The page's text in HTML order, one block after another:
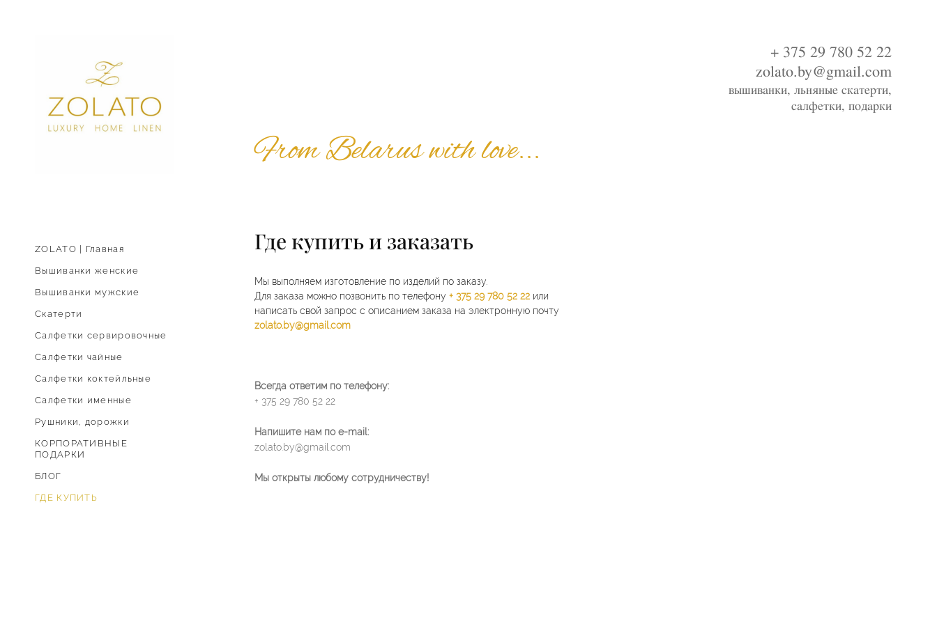
ZOLATO | Главная
Вышиванки женские
Вышиванки мужские
Скатерти
Cалфетки сервировочные
Салфетки чайные
Салфетки коктейльные
Салфетки именные
Рушники, дорожки
КОРПОРАТИВНЫЕ
ПОДАРКИ
БЛОГ
ГДЕ КУПИТЬ
+ 375 29 780 52 22
zolato.by@gmail.com
вышиванки, льняные скатерти,
салфетки, подарки
From Belarus with love...
Где купить и заказать
Мы выполняем изготовление по изделий по заказу.
Для заказа можно позвонить по телефону + 375 29 780 52 22 или
написать свой запрос с описанием заказа на электронную почту
zolato.by@gmail.com
Всегда ответим по телефону:
+ 375 29 780 52 22
Напишите нам по e-mail:
zolato.by@gmail.com
Мы открыты любому сотрудничеству!